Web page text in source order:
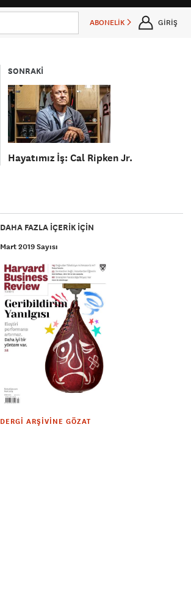
ABONELİK GİRİŞ
SONRAKİ
Hayatımız İş: Cal Ripken Jr.
DAHA FAZLA IÇERIK IÇIN
Mart 2019 Sayısı
DERGI ARŞIVINE GÖZAT